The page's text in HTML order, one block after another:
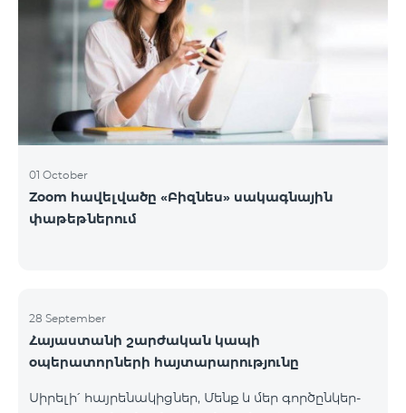
01 October
Zoom հավելվածը «Բիզնես» սակագնային
փաթեթներում
28 September
Հայաստանի շարժական կապի
օպերատորների հայտարարությունը
Սիրելի՛ հայրենակիցներ, Մենք և մեր գործընկեր-